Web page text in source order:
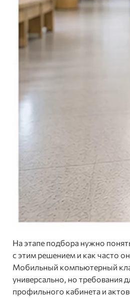
На этапе подбора нужно
с этим решением и как часто
Мобильный компьютерный
универсально, но требования
профильного кабинета и